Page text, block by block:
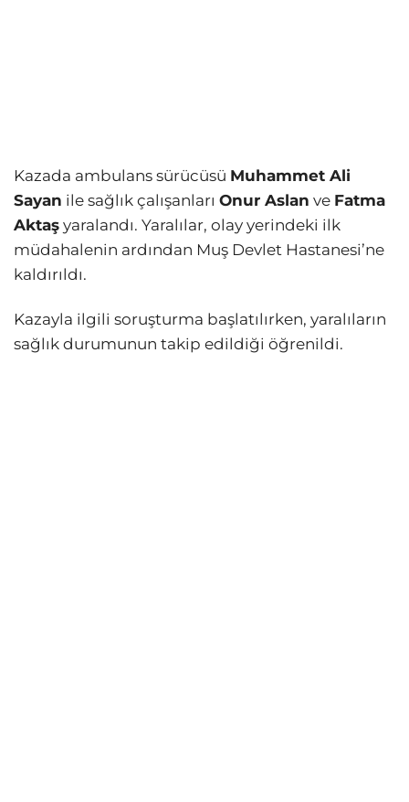
Kazada ambulans sürücüsü Muhammet Ali
Sayan ile sağlık çalışanları Onur Aslan ve Fatma
Aktaş yaralandı. Yaralılar, olay yerindeki ilk
müdahalenin ardından Muş Devlet Hastanesi’ne
kaldırıldı.
Kazayla ilgili soruşturma başlatılırken, yaralıların
sağlık durumunun takip edildiği öğrenildi.